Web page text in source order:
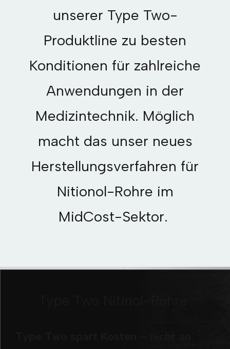
unserer Type Two-
Produktline zu besten
Konditionen für zahlreiche
Anwendungen in der
Medizintechnik. Möglich
macht das unser neues
Herstellungsverfahren für
Nitionol-Rohre im
MidCost-Sektor.